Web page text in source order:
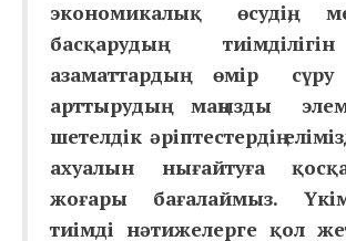
экономикалық өсудің,
басқарудың
азаматтардың өмір
арттырудың маңызды
шетелдік әріптестердің
ахуалын нығайтуға
жоғары бағалаймыз.
тиімді нәтижелерге қол